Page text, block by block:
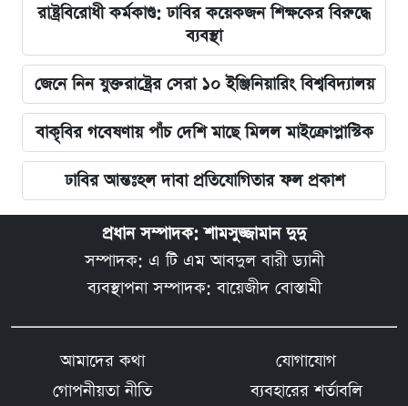
রাষ্ট্রবিরোধী কর্মকাণ্ড: ঢাবির কয়েকজন শিক্ষকের বিরুদ্ধে
ব্যবস্থা
জেনে নিন যুক্তরাষ্ট্রের সেরা ১০ ইঞ্জিনিয়ারিং বিশ্ববিদ্যালয়
বাকৃবির গবেষণায় পাঁচ দেশি মাছে মিলল মাইক্রোপ্লাস্টিক
ঢাবির আন্তঃহল দাবা প্রতিযোগিতার ফল প্রকাশ
প্রধান সম্পাদক: শামসুজ্জামান দুদু
সম্পাদক: এ টি এম আবদুল বারী ড্যানী
ব্যবস্থাপনা সম্পাদক: বায়েজীদ বোস্তামী
আমাদের কথা
যোগাযোগ
গোপনীয়তা নীতি
ব্যবহারের শর্তাবলি